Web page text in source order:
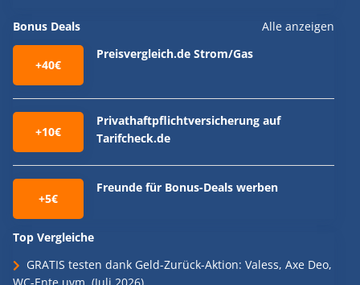
Bonus Deals Alle anzeigen
+40€
Preisvergleich.de Strom/Gas
+10€
Privathaftpflichtversicherung auf
Tarifcheck.de
+5€
Freunde für Bonus-Deals werben
Top Vergleiche
GRATIS testen dank Geld-Zurück-Aktion: Valess, Axe Deo,